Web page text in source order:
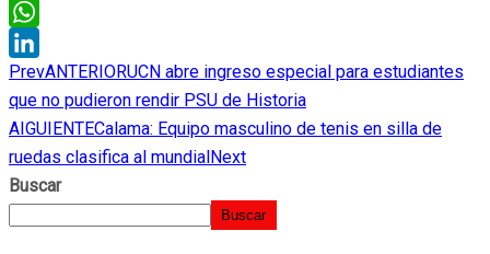
Threads
WhatsApp
LinkedIn
PrevANTERIORUCN abre ingreso especial para estudiantes
que no pudieron rendir PSU de Historia
AIGUIENTECalama: Equipo masculino de tenis en silla de
ruedas clasifica al mundial Next
Buscar
Buscar